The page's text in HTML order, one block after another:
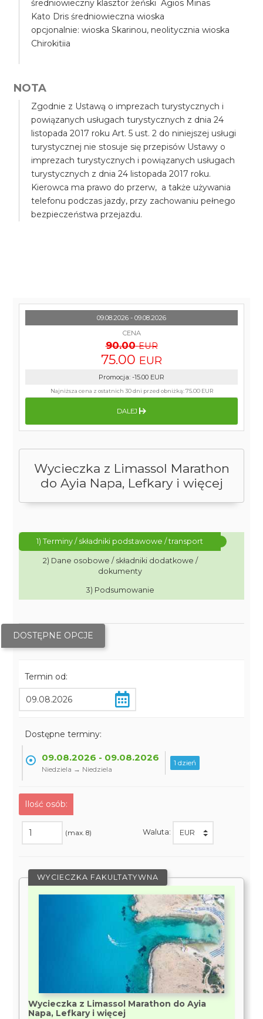
średniowieczny klasztor żeński Agios Minas
Kato Dris średniowieczna wioska
opcjonalnie: wioska Skarinou, neolitycznia wioska
Chirokitiia
NOTA
Zgodnie z Ustawą o imprezach turystycznych i
powiązanych usługach turystycznych z dnia 24
listopada 2017 roku Art. 5 ust. 2 do niniejszej usługi
turystycznej nie stosuje się przepisów Ustawy o
imprezach turystycznych i powiązanych usługach
turystycznych z dnia 24 listopada 2017 roku.
Kierowca ma prawo do przerw, a także używania
telefonu podczas jazdy, przy zachowaniu pełnego
bezpieczeństwa przejazdu.
Wycieczka z Limassol Marathon
do Ayia Napa, Lefkary i więcej
1) Terminy / składniki podstawowe / transport
2) Dane osobowe / składniki dodatkowe /
dokumenty
3) Podsumowanie
DOSTĘPNE OPCJE
Termin od:
Dostępne terminy:
09.08.2026 - 09.08.2026
Niedziela → Niedziela
1 dzień
Ilość osób:
(max. 8) Waluta:
WYCIECZKA FAKULTATYWNA
Wycieczka z Limassol Marathon do Ayia
Napa, Lefkary i więcej
09.08.2026 - 09.08.2026
CENA
90.00 EUR
75.00 EUR
Promocja: -15.00 EUR
Najniższa cena z ostatnich 30 dni przed obniżką:75.00 EUR
DALEJ